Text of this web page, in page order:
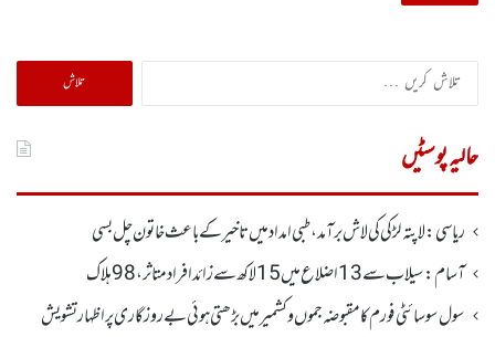
تلاش
کریں
حالیہ پوسٹیں
ریاسی: لاپتہ لڑکی کی لاش برآمد، طبی امداد میں تاخیرکے باعث خاتون چل بسی
آسام: سیلاب سے 13اضلاع میں 15لاکھ سے زائد افراد متاثر ، 98ہلاک
سول سوسائٹی فورم کا مقبوضہ جموں وکشمیر میں بڑھتی ہوئی بے روزگاری پر اظہارتشویش